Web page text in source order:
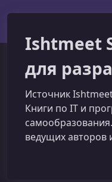
Ishtmeet
для
Источник
Книги по IT и
ведущих авторов